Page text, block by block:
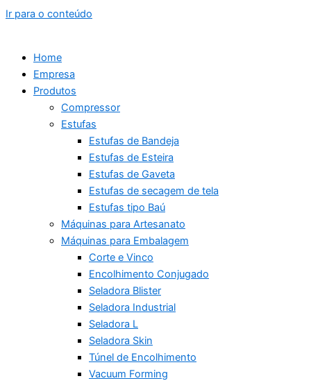
Ir para o conteúdo
Home
Empresa
Produtos
Compressor
Estufas
Estufas de Bandeja
Estufas de Esteira
Estufas de Gaveta
Estufas de secagem de tela
Estufas tipo Baú
Máquinas para Artesanato
Máquinas para Embalagem
Corte e Vinco
Encolhimento Conjugado
Seladora Blister
Seladora Industrial
Seladora L
Seladora Skin
Túnel de Encolhimento
Vacuum Forming